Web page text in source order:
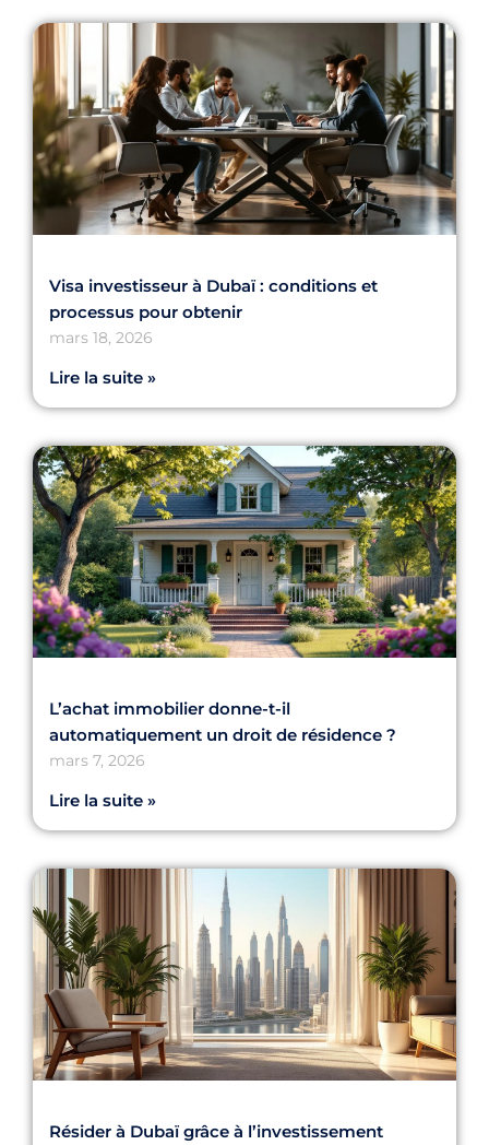
Visa investisseur à Dubaï : conditions et
processus pour obtenir
mars 18, 2026
Lire la suite »
L’achat immobilier donne-t-il
automatiquement un droit de résidence ?
mars 7, 2026
Lire la suite »
Résider à Dubaï grâce à l’investissement